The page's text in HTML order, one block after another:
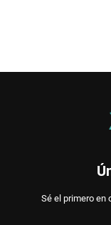
Sé el primero en